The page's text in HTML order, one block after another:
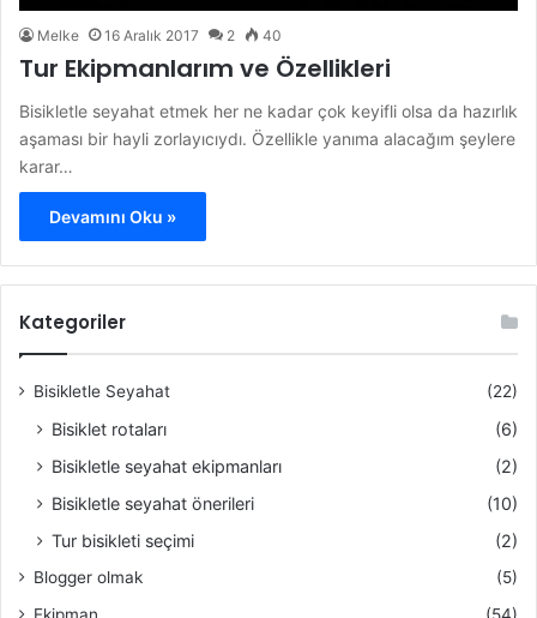
Melke 16 Aralık 2017 2 40
Tur Ekipmanlarım ve Özellikleri
Bisikletle seyahat etmek her ne kadar çok keyifli olsa da hazırlık
aşaması bir hayli zorlayıcıydı. Özellikle yanıma alacağım şeylere
karar…
Devamını Oku »
Kategoriler
Bisikletle Seyahat (22)
Bisiklet rotaları
(6)
Bisikletle seyahat ekipmanları
(2)
Bisikletle seyahat önerileri
(10)
Tur bisikleti seçimi
(2)
Blogger olmak
(5)
Ekipman
(54)